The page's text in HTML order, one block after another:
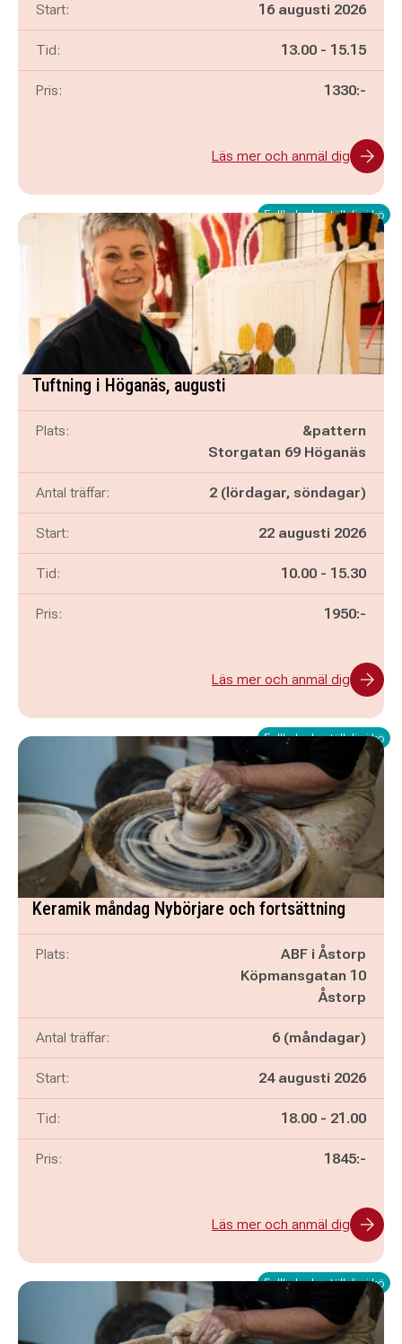
Start: 16 augusti 2026
Tid: Pågår mellan
13.00 - och
15.15
Pris: 1330:-
Läs mer och anmäl dig
Fullbokad - ställ dig i kö
Tuftning i Höganäs, augusti
Plats:
&pattern
Storgatan 69 Höganäs
Antal träffar: 2 (lördagar, söndagar)
Start: 22 augusti 2026
Tid: Pågår mellan
10.00 - och
15.30
Pris: 1950:-
Läs mer och anmäl dig
Fullbokad - ställ dig i kö
Keramik måndag Nybörjare och fortsättning
Plats:
ABF i Åstorp
Köpmansgatan 10
Åstorp
Antal träffar: 6 (måndagar)
Start: 24 augusti 2026
Tid: Pågår mellan
18.00 - och
21.00
Pris: 1845:-
Läs mer och anmäl dig
Fullbokad - ställ dig i kö